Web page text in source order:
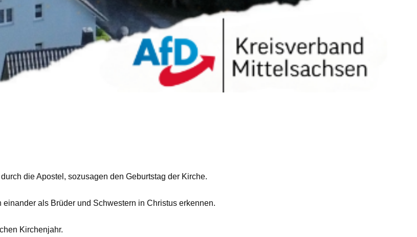
die Apostel, sozusagen den Geburtstag der Kirche.
als Brüder und Schwestern in Christus erkennen.
Kirchenjahr.